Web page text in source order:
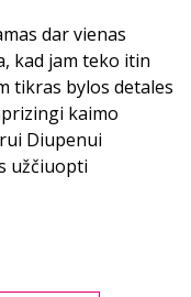
dar vienas
kad jam teko itin
tikras bylos detales
kaimo
Diupenui
užčiuopti